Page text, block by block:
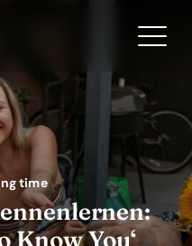
time
Know You‘